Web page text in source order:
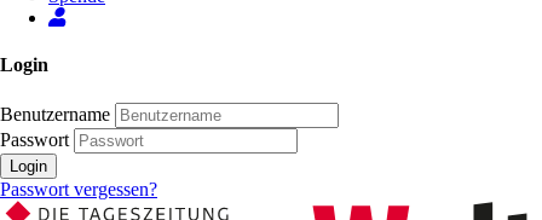
Login
Benutzername
Passwort
Login
Passwort vergessen?